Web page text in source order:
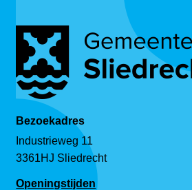
Bezoekadres
Industrieweg 11
3361HJ Sliedrecht
Openingstijden